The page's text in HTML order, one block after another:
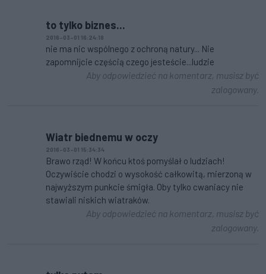
to tylko biznes...
2016-03-01 16:24:18
nie ma nic wspólnego z ochroną natury... Nie
zapomnijcie częścią czego jesteście...ludzie
Aby odpowiedzieć na komentarz, musisz być
zalogowany.
Wiatr biednemu w oczy
2016-03-01 15:34:34
Brawo rząd! W końcu ktoś pomyślał o ludziach!
Oczywiście chodzi o wysokość całkowitą, mierzoną w
najwyższym punkcie śmigła. Oby tylko cwaniacy nie
stawiali niskich wiatraków.
Aby odpowiedzieć na komentarz, musisz być
zalogowany.